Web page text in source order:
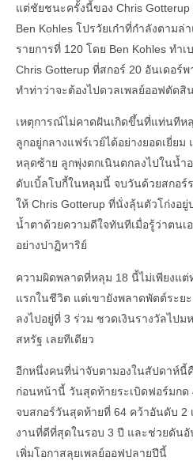
แต่ชัยชนะครั้งนี้ของ Chris
Ben Kohles โปรวัยเก๋าที่กำลังตาม
รายการที่ 120 โดย Ben Kohles ทำ
Chris Gotterup ที่สกอร์ 20 อันเดอร์
ทำท่าว่าจะต้องไปดวลเพลย์ออฟตัดสิ
เหตุการณ์ไม่คาดฝันเกิดขึ้นที่แท่นทีห
ลูกอยู่กลางแฟร์เวย์ได้อย่างยอดเยี่ย
หลุดซ้าย ลูกพุ่งตกเนินตกลงไปในน้ำอ
ดับเบิ้ลโบกี้ในหลุมนี้ จบวันด้วยสกอร์
ให้ Chris Gotterup ที่นั่งลุ้นตัวโก่งอ
น้ำตาด้วยความดีใจทันทีเมื่อรู้ว่าตนเ
อย่างปาฏิหาริย์
ความผิดพลาดที่หลุม 18 นี้ไม่เพียงแ
แรกในชีวิต แต่เขายังพลาดพัตต์ระย
ลงไปอยู่ที่ 3 ร่วม ชวดเงินรางวัลไปม
สหรัฐ เลยทีเดียว
อีกหนึ่งคนที่น่าจับตามองในสัปดาห์นี้
ก่อนหน้านี้ วันสุดท้ายระเบิดฟอร์มกด
จบสกอร์วันสุดท้ายที่ 64 คว้าอันดับ 2
งานที่ดีที่สุดในรอบ 3 ปี และช่วยดัน
เพิ่มโอกาสลุยเพลย์ออฟปลายปีนี้